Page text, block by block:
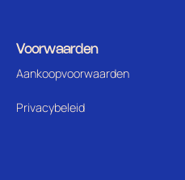
Voorwaarden
Aankoopvoorwaarden
Privacybeleid